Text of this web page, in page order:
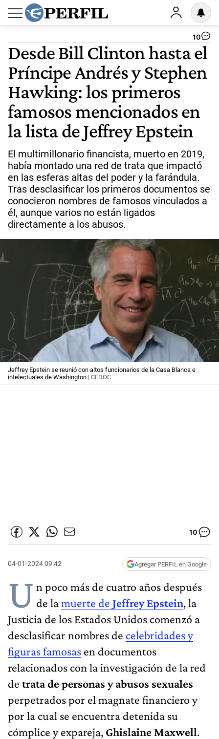
10
Desde Bill Clinton hasta el
Príncipe Andrés y Stephen
Hawking: los primeros
famosos mencionados en
la lista de Jeffrey Epstein
El multimillonario financista, muerto en 2019,
había montado una red de trata que impactó
en las esferas altas del poder y la farándula.
Tras desclasificar los primeros documentos se
conocieron nombres de famosos vinculados a
él, aunque varios no están ligados
directamente a los abusos.
Jeffrey Epstein se reunió con altos funcionarios de la Casa Blanca e
intelectuales de Washington | CEDOC
10
04-01-2024 09:42 Agregar PERFIL en Google
U n poco más de cuatro años después
de lamuerte de Jeffrey Epstein, la
Justicia de los Estados Unidos comenzó a
desclasificar nombres de celebridades y
figuras famosas en documentos
relacionados con la investigación de la red
de trata de personas y abusos sexuales
perpetrados por el magnate financiero y
por la cual se encuentra detenida su
cómplice y expareja, Ghislaine Maxwell.